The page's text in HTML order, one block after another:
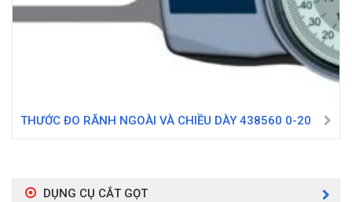
THƯỚC ĐO RÃNH NGOÀI VÀ CHIỀU DÀY 438560 0-20
DỤNG CỤ CẮT GỌT